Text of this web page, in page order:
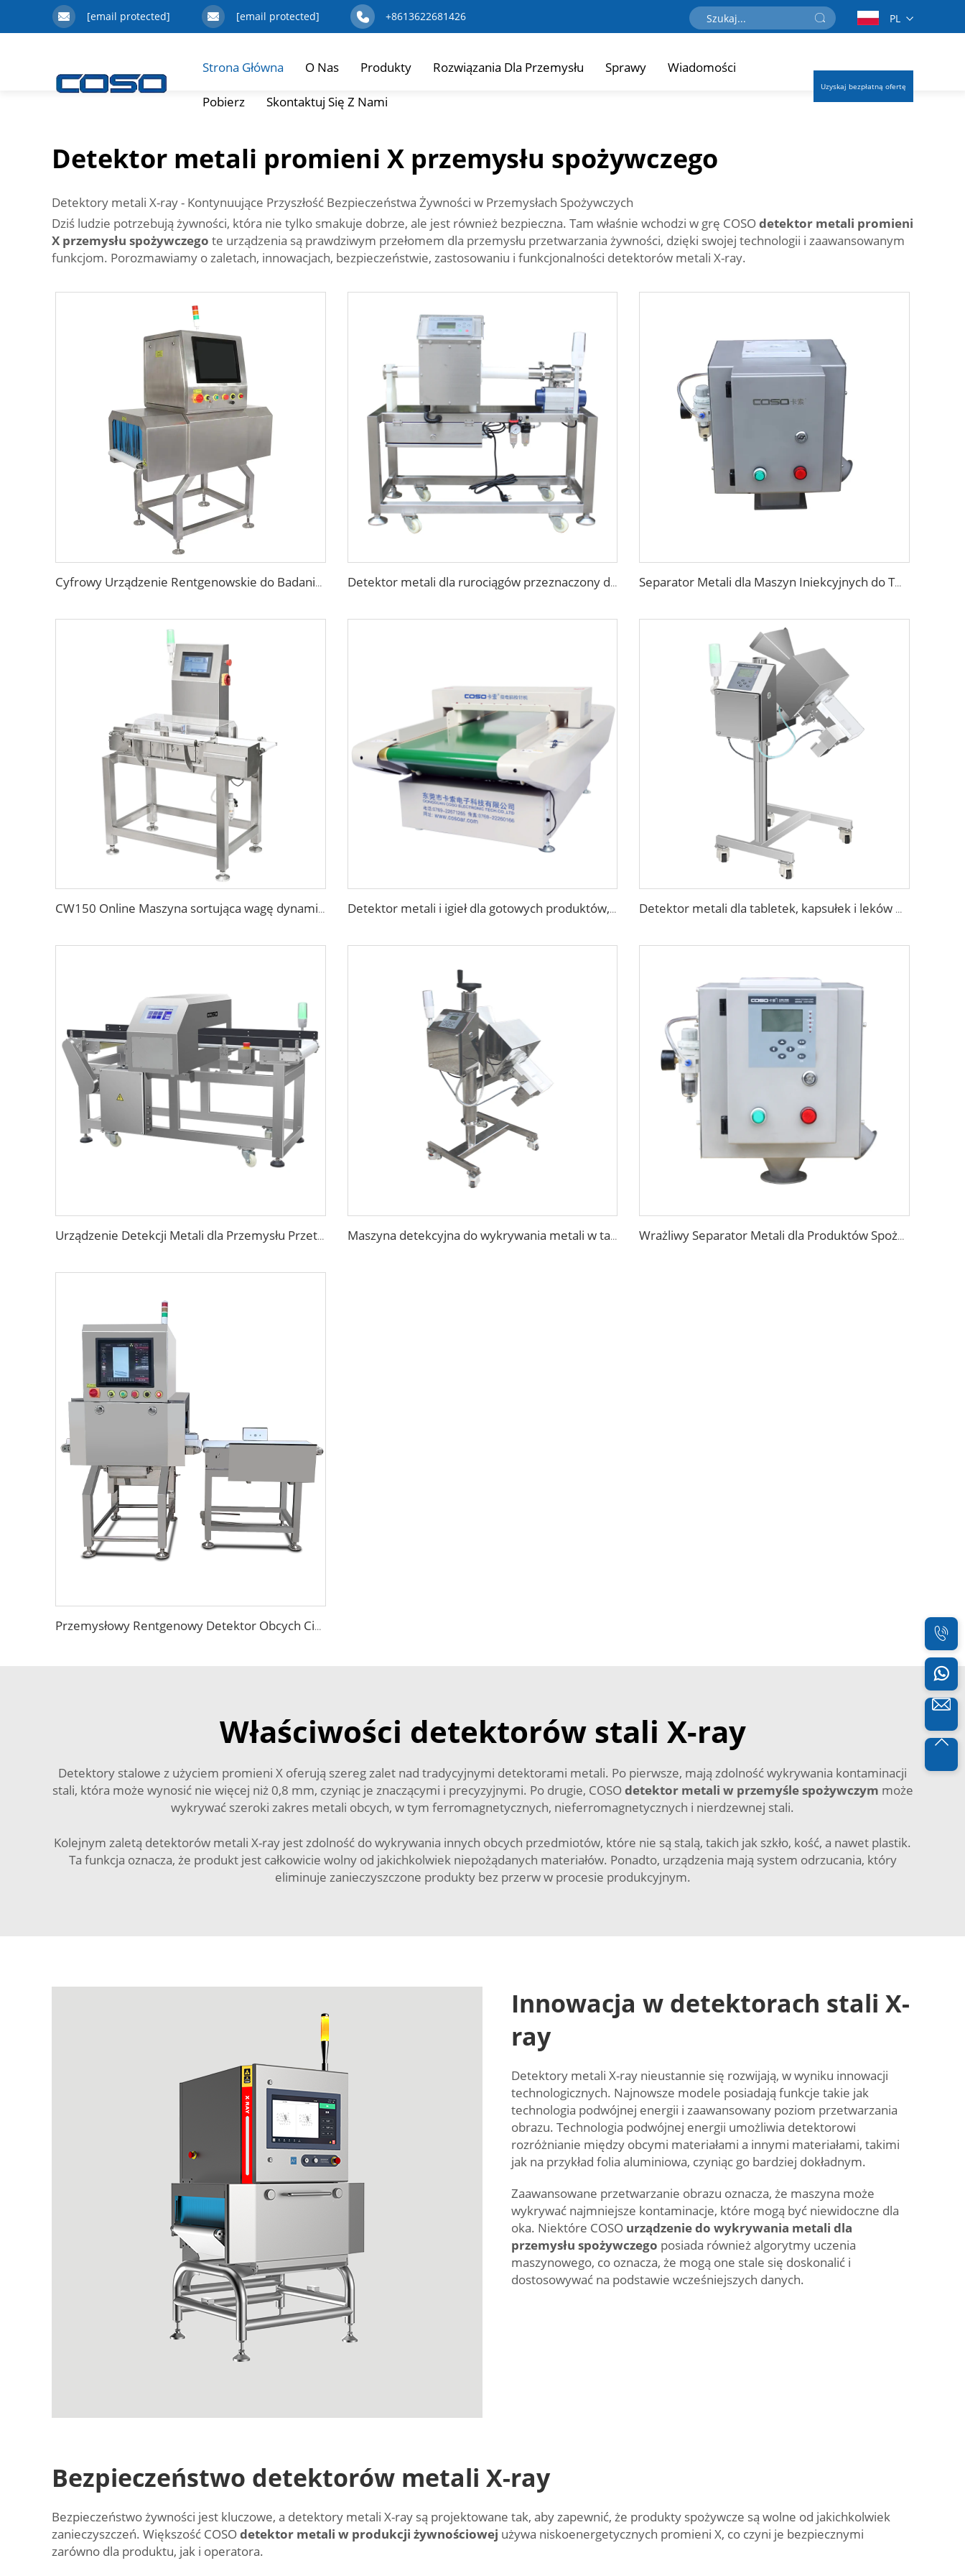
[email protected] [email protected] +8613622681426 PL
Strona Główna O Nas Produkty Rozwiązania Dla Przemysłu Sprawy Wiadomości
Pobierz Skontaktuj Się Z Nami
Uzyskaj bezpłatną ofertę
Detektor metali promieni X przemysłu spożywczego
Detektory metali X-ray - Kontynuujące Przyszłość Bezpieczeństwa Żywności w Przemysłach Spożywczych
Dziś ludzie potrzebują żywności, która nie tylko smakuje dobrze, ale jest również bezpieczna. Tam właśnie wchodzi w grę COSOdetektor metali promieni
X przemysłu spożywczego te urządzenia są prawdziwym przełomem dla przemysłu przetwarzania żywności, dzięki swojej technologii i zaawansowanym
funkcjom. Porozmawiamy o zaletach, innowacjach, bezpieczeństwie, zastosowaniu i funkcjonalności detektorów metali X-ray.
Cyfrowy Urządzenie Rentgenowskie do Badania Opakowań Żywnościowych, Toreb, Butelek i Słoików Detektor metali dla rurociągów przeznaczony do wykrywania metali w ciekłych produktach spożywczych, pasty, sosu Separator Metali dla Maszyn Iniekcyjnych do Tworzyw Sztucznych z Głowicą Wolnego Spadku
CW150 Online Maszyna sortująca wagę dynamicznie dla przemysłu spożywczego Detektor metali i igieł dla gotowych produktów, bielizny, skarpetek i butów Detektor metali dla tabletek, kapsułek i leków w przemyśle farmaceutycznym
Urządzenie Detekcji Metali dla Przemysłu Przetwarzania Żywności Maszyna detekcyjna do wykrywania metali w tabletkach i pigułkach w aptece Wrażliwy Separator Metali dla Produktów Spożywczych w Wolnym Spadku dla Granul Tworzyw Sztucznych
Przemysłowy Rentgenowy Detektor Obcych Ciał w Żywności
Właściwości detektorów stali X-ray
Detektory stalowe z użyciem promieni X oferują szereg zalet nad tradycyjnymi detektorami metali. Po pierwsze, mają zdolność wykrywania kontaminacji
stali, która może wynosić nie więcej niż 0,8 mm, czyniąc je znaczącymi i precyzyjnymi. Po drugie, COSOdetektor metali w przemyśle spożywczym może
wykrywać szeroki zakres metali obcych, w tym ferromagnetycznych, nieferromagnetycznych i nierdzewnej stali.
Kolejnym zaletą detektorów metali X-ray jest zdolność do wykrywania innych obcych przedmiotów, które nie są stalą, takich jak szkło, kość, a nawet plastik.
Ta funkcja oznacza, że produkt jest całkowicie wolny od jakichkolwiek niepożądanych materiałów. Ponadto, urządzenia mają system odrzucania, który
eliminuje zanieczyszczone produkty bez przerw w procesie produkcyjnym.
Innowacja w detektorach stali X-
ray
Detektory metali X-ray nieustannie się rozwijają, w wyniku innowacji
technologicznych. Najnowsze modele posiadają funkcje takie jak
technologia podwójnej energii i zaawansowany poziom przetwarzania
obrazu. Technologia podwójnej energii umożliwia detektorowi
rozróżnianie między obcymi materiałami a innymi materiałami, takimi
jak na przykład folia aluminiowa, czyniąc go bardziej dokładnym.
Zaawansowane przetwarzanie obrazu oznacza, że maszyna może
wykrywać najmniejsze kontaminacje, które mogą być niewidoczne dla
oka. Niektóre COSO urządzenie do wykrywania metali dla
przemysłu spożywczego posiada również algorytmy uczenia
maszynowego, co oznacza, że mogą one stale się doskonalić i
dostosowywać na podstawie wcześniejszych danych.
Bezpieczeństwo detektorów metali X-ray
Bezpieczeństwo żywności jest kluczowe, a detektory metali X-ray są projektowane tak, aby zapewnić, że produkty spożywcze są wolne od jakichkolwiek
zanieczyszczeń. Większość COSOdetektor metali w produkcji żywnościowej używa niskoenergetycznych promieni X, co czyni je bezpiecznymi
zarówno dla produktu, jak i operatora.